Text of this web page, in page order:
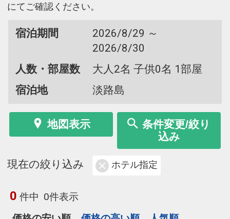
にてご確認ください。
宿泊期間
2026/8/29 ～
2026/8/30
人数・部屋数
大人2名 子供0名 1部屋
宿泊地
淡路島
地図表示
条件変更/絞り
込み
現在の絞り込み ホテル指定
0 件中 0件表示